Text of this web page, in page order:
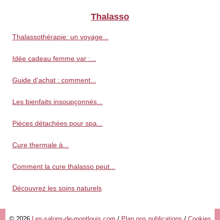
Thalasso
Thalassothérapie: un voyage...
Idée cadeau femme var :...
Guide d'achat : comment...
Les bienfaits insoupçonnés...
Pièces détachées pour spa...
Cure thermale à...
Comment la cure thalasso peut...
Découvrez les soins naturels